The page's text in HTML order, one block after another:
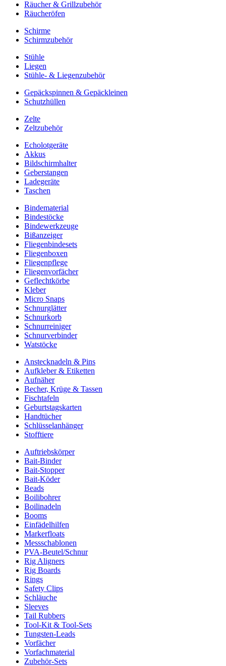
Räucher & Grillzubehör
Räucheröfen
Schirme
Schirmzubehör
Stühle
Liegen
Stühle- & Liegenzubehör
Gepäckspinnen & Gepäckleinen
Schutzhüllen
Zelte
Zeltzubehör
Echolotgeräte
Akkus
Bildschirmhalter
Geberstangen
Ladegeräte
Taschen
Bindematerial
Bindestöcke
Bindewerkzeuge
Bißanzeiger
Fliegenbindesets
Fliegenboxen
Fliegenpflege
Fliegenvorfächer
Geflechtkörbe
Kleber
Micro Snaps
Schnurglätter
Schnurkorb
Schnurreiniger
Schnurverbinder
Watstöcke
Anstecknadeln & Pins
Aufkleber & Etiketten
Aufnäher
Becher, Krüge & Tassen
Fischtafeln
Geburtstagskarten
Handtücher
Schlüsselanhänger
Stofftiere
Auftriebskörper
Bait-Binder
Bait-Stopper
Bait-Köder
Beads
Boilibohrer
Boilinadeln
Booms
Einfädelhilfen
Markerfloats
Messschablonen
PVA-Beutel/Schnur
Rig Aligners
Rig Boards
Rings
Safety Clips
Schläuche
Sleeves
Tail Rubbers
Tool-Kit & Tool-Sets
Tungsten-Leads
Vorfächer
Vorfachmaterial
Zubehör-Sets